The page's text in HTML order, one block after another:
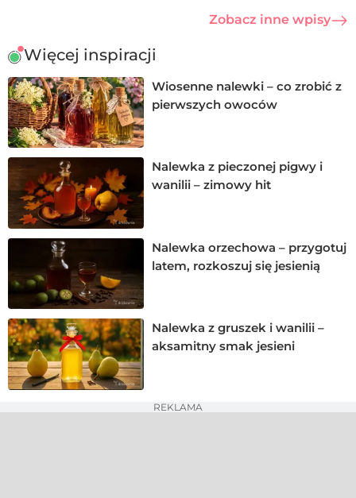
Zobacz inne wpisy
Więcej inspiracji
Wiosenne nalewki – co zrobić z
pierwszych owoców
Nalewka z pieczonej pigwy i
wanilii – zimowy hit
Nalewka orzechowa – przygotuj
latem, rozkoszuj się jesienią
Nalewka z gruszek i wanilii –
aksamitny smak jesieni
REKLAMA